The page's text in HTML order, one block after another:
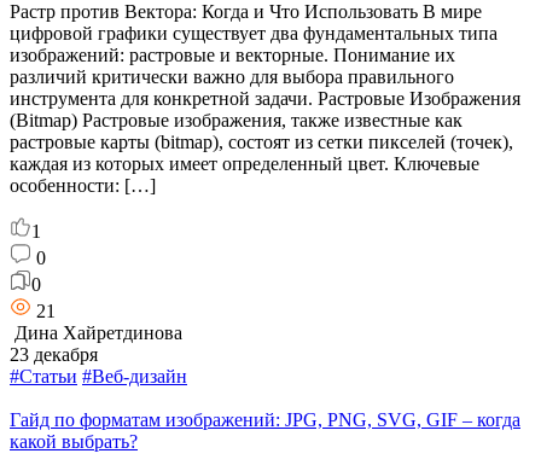
Растр против Вектора: Когда и Что Использовать В мире
цифровой графики существует два фундаментальных типа
изображений: растровые и векторные. Понимание их
различий критически важно для выбора правильного
инструмента для конкретной задачи. Растровые Изображения
(Bitmap) Растровые изображения, также известные как
растровые карты (bitmap), состоят из сетки пикселей (точек),
каждая из которых имеет определенный цвет. Ключевые
особенности: […]
1
0
0
21
Дина Хайретдинова
23 декабря
#Статьи #Веб-дизайн
Гайд по форматам изображений: JPG, PNG, SVG, GIF – когда
какой выбрать?